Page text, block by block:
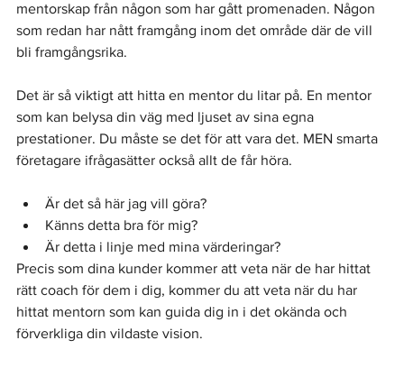
mentorskap från någon som har gått promenaden. Någon
som redan har nått framgång inom det område där de vill
bli framgångsrika.
Det är så viktigt att hitta en mentor du litar på. En mentor
som kan belysa din väg med ljuset av sina egna
prestationer. Du måste se det för att vara det. MEN smarta
företagare ifrågasätter också allt de får höra.
Är det så här jag vill göra?
Känns detta bra för mig?
Är detta i linje med mina värderingar?
Precis som dina kunder kommer att veta när de har hittat
rätt coach för dem i dig, kommer du att veta när du har
hittat mentorn som kan guida dig in i det okända och
förverkliga din vildaste vision.